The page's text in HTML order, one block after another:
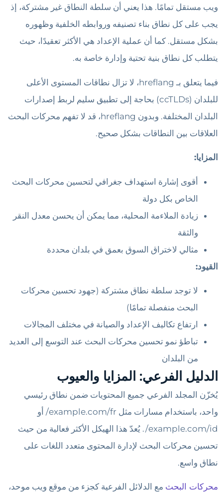
ويب مستقل تمامًا. هذا يعني أن سلطة النطاق غير مشتركة، إذ
يجب على كل نطاق بناء تصنيفه وروابطه الخلفية وظهوره
بشكل مستقل. كما أن عملية الإعداد هي الأكثر تعقيدًا، حيث
يتطلب كل نطاق بنية تحتية وإدارة خاصة به.
فيما يتعلق بـ hreflang، لا تزال نطاقات المستوى الأعلى
للبلدان (ccTLDs) بحاجة إلى تطبيق سليم لربط إصدارات
البلدان المختلفة. وبدون hreflang، قد لا تفهم محركات البحث
العلاقات بين النطاقات بشكل صحيح.
المزايا:
أقوى إشارة استهداف جغرافي لتحسين محركات البحث
الخاص بكل دولة
زيادة الملاءمة المحلية، مما يمكن أن يحسن معدل النقر
والثقة
مثالي لاختراق السوق بعمق في بلدان محددة
القيود:
لا توجد سلطة نطاق مشتركة (جهود تحسين محركات
البحث منفصلة تمامًا)
ارتفاع تكاليف الإعداد والصيانة في مختلف المجالات
تباطؤ نمو تحسين محركات البحث عند التوسع إلى العديد
من البلدان
الدليل الفرعي: المزايا والعيوب
يُخزّن المجلد الفرعي جميع المحتويات ضمن نطاق رئيسي
واحد، باستخدام مسارات مثل example.com/fr/ أو
example.com/id/. يُعدّ هذا الهيكل الأكثر فعالية من حيث
تحسين محركات البحث لإدارة المحتوى متعدد اللغات على
نطاق واسع.
محركات البحث مع الدلائل الفرعية كجزء من موقع ويب موحد،